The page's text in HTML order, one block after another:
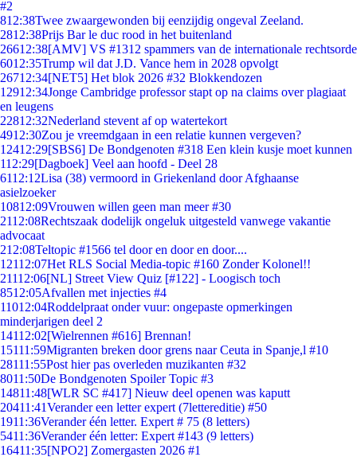
#2
812:38Twee zwaargewonden bij eenzijdig ongeval Zeeland.
2812:38Prijs Bar le duc rood in het buitenland
26612:38[AMV] VS #1312 spammers van de internationale rechtsorde
6012:35Trump wil dat J.D. Vance hem in 2028 opvolgt
26712:34[NET5] Het blok 2026 #32 Blokkendozen
12912:34Jonge Cambridge professor stapt op na claims over plagiaat
en leugens
22812:32Nederland stevent af op watertekort
4912:30Zou je vreemdgaan in een relatie kunnen vergeven?
12412:29[SBS6] De Bondgenoten #318 Een klein kusje moet kunnen
112:29[Dagboek] Veel aan hoofd - Deel 28
6112:12Lisa (38) vermoord in Griekenland door Afghaanse
asielzoeker
10812:09Vrouwen willen geen man meer #30
2112:08Rechtszaak dodelijk ongeluk uitgesteld vanwege vakantie
advocaat
212:08Teltopic #1566 tel door en door en door....
12112:07Het RLS Social Media-topic #160 Zonder Kolonel!!
21112:06[NL] Street View Quiz [#122] - Loogisch toch
8512:05Afvallen met injecties #4
11012:04Roddelpraat onder vuur: ongepaste opmerkingen
minderjarigen deel 2
14112:02[Wielrennen #616] Brennan!
15111:59Migranten breken door grens naar Ceuta in Spanje,l #10
28111:55Post hier pas overleden muzikanten #32
8011:50De Bondgenoten Spoiler Topic #3
14811:48[WLR SC #417] Nieuw deel openen was kaputt
20411:41Verander een letter expert (7lettereditie) #50
1911:36Verander één letter. Expert # 75 (8 letters)
5411:36Verander één letter: Expert #143 (9 letters)
16411:35[NPO2] Zomergasten 2026 #1